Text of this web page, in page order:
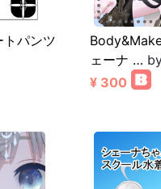
トパンツ
ェーナ …
¥ 300